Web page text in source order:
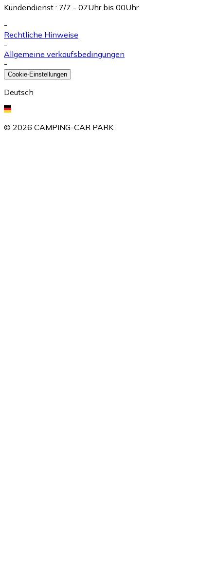
Kundendienst : 7/7 - 07Uhr bis 00Uhr
-
Rechtliche Hinweise
-
Allgemeine verkaufsbedingungen
-
Cookie-Einstellungen
Deutsch
© 2026 CAMPING-CAR PARK